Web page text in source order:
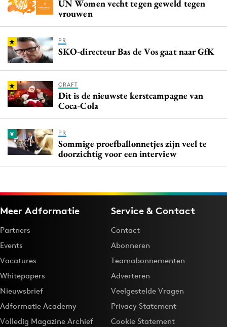
UN Women vecht tegen geweld tegen
vrouwen
PR
SKO-directeur Bas de Vos gaat naar GfK
CRAFT
Dit is de nieuwste kerstcampagne van
Coca-Cola
PR
Sommige proefballonnetjes zijn veel te
doorzichtig voor een interview
Meer Adformatie
Partners
Events
Vacatures
Whitepapers
Nieuwsbrief
Adformatie Academy
Volledig Magazine Archief
Service & Contact
Contact
Abonneren
Teamabonnementen
Adverteren
Veelgestelde Vragen
Privacy Statement
Cookie Statement